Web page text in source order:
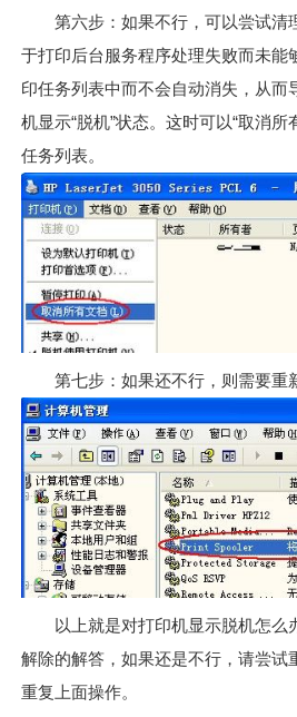
第六步：如果不行，可以尝试清
于打印后台服务程序处理失败而未能
印任务列表中而不会自动消失，从而
机显示“脱机”状态。这时可以“取消
任务列表。
第七步：如果还不行，则需要重
以上就是对打印机显示脱机怎么
解除的解答，如果还是不行，请尝试
重复上面操作。